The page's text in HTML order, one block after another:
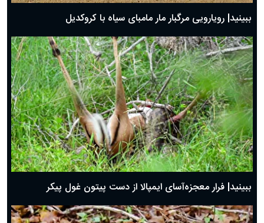
ببینید| رویارویی مرگبار مار مامبای سیاه با کروکدیل
ببینید| فرار معجزه‌آسای ایمپالا از دست پیتون غول پیکر